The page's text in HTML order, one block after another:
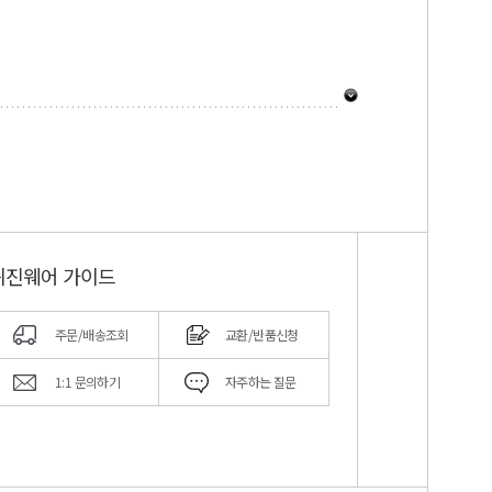
진웨어 가이드
주문/배송조회 교환/반품신청
1:1 문의하기 자주하는 질문